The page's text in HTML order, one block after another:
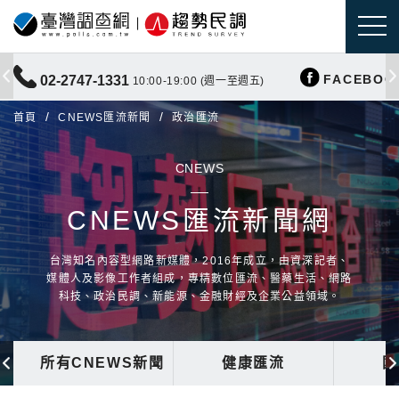
02-2747-1331 10:00-19:00 (週一至週五)
首頁 CNEWS匯流新聞 政治匯流
CNEWS
CNEWS匯流新聞網
台灣知名內容型網路新媒體，2016年成立，由資深記者、
媒體人及影像工作者組成，專精數位匯流、醫藥生活、網路
科技、政治民調、新能源、金融財經及企業公益領域。
所有CNEWS新聞 健康匯流